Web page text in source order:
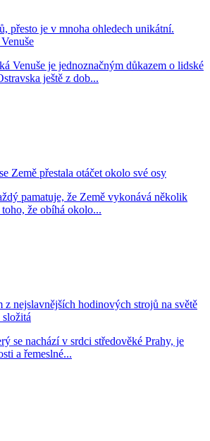
přesto je v mnoha ohledech unikátní.
Venuše je jednoznačným důkazem o lidské
ještě z dob...
Země přestala otáčet okolo své osy
pamatuje, že Země vykonává několik
že obíhá okolo...
nejslavnějších hodinových strojů na světě
se nachází v srdci středověké Prahy, je
a řemeslné...